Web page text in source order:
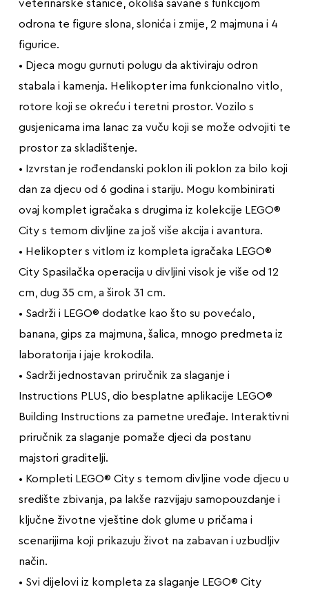
veterinarske stanice, okoliša savane s funkcijom
odrona te figure slona, slonića i zmije, 2 majmuna i 4
figurice.
• Djeca mogu gurnuti polugu da aktiviraju odron
stabala i kamenja. Helikopter ima funkcionalno vitlo,
rotore koji se okreću i teretni prostor. Vozilo s
gusjenicama ima lanac za vuču koji se može odvojiti te
prostor za skladištenje.
• Izvrstan je rođendanski poklon ili poklon za bilo koji
dan za djecu od 6 godina i stariju. Mogu kombinirati
ovaj komplet igračaka s drugima iz kolekcije LEGO®
City s temom divljine za još više akcija i avantura.
• Helikopter s vitlom iz kompleta igračaka LEGO®
City Spasilačka operacija u divljini visok je više od 12
cm, dug 35 cm, a širok 31 cm.
• Sadrži i LEGO® dodatke kao što su povećalo,
banana, gips za majmuna, šalica, mnogo predmeta iz
laboratorija i jaje krokodila.
• Sadrži jednostavan priručnik za slaganje i
Instructions PLUS, dio besplatne aplikacije LEGO®
Building Instructions za pametne uređaje. Interaktivni
priručnik za slaganje pomaže djeci da postanu
majstori graditelji.
• Kompleti LEGO® City s temom divljine vode djecu u
središte zbivanja, pa lakše razvijaju samopouzdanje i
ključne životne vještine dok glume u pričama i
scenarijima koji prikazuju život na zabavan i uzbudljiv
način.
• Svi dijelovi iz kompleta za slaganje LEGO® City